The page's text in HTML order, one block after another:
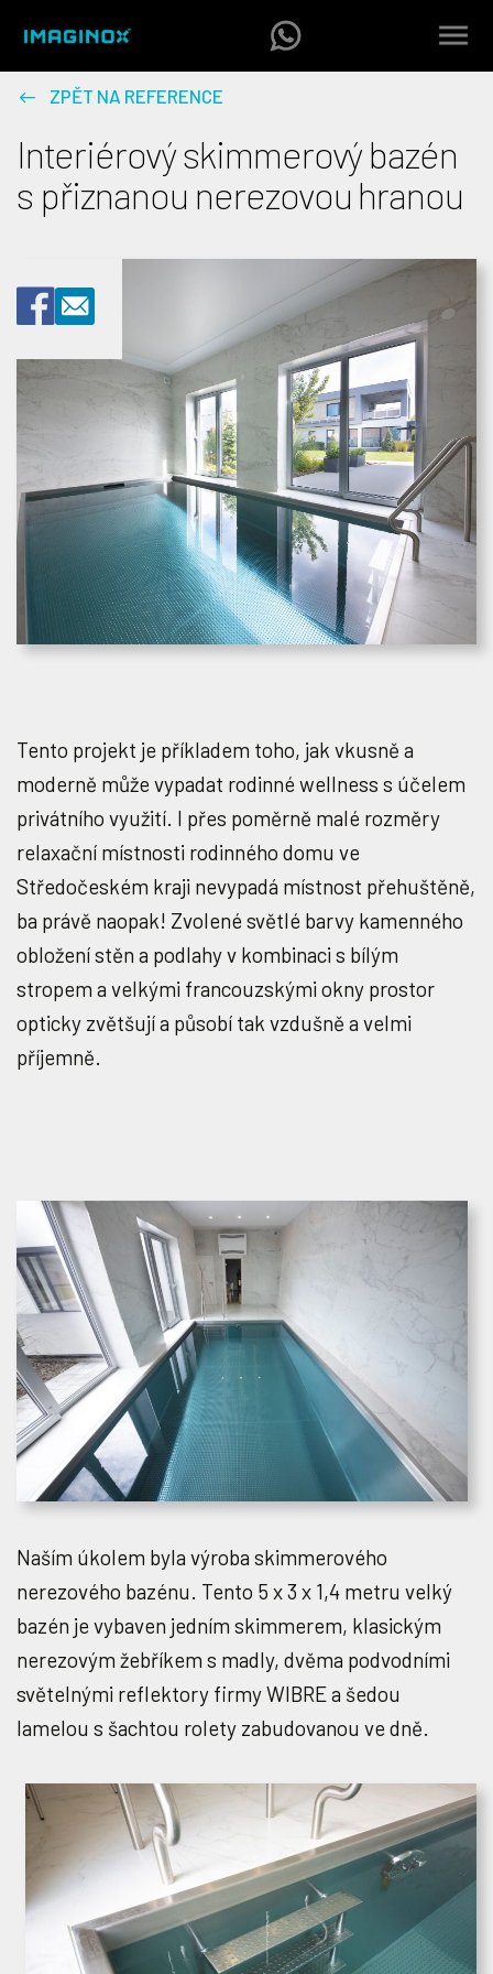
ZPĚT NA REFERENCE
Interiérový skimmerový bazén
s přiznanou nerezovou hranou
Tento projekt je příkladem toho, jak vkusně a
moderně může vypadat rodinné wellness s účelem
privátního využití. I přes poměrně malé rozměry
relaxační místnosti rodinného domu ve
Středočeském kraji nevypadá místnost přehuštěně,
ba právě naopak! Zvolené světlé barvy kamenného
obložení stěn a podlahy v kombinaci s bílým
stropem a velkými francouzskými okny prostor
opticky zvětšují a působí tak vzdušně a velmi
příjemně.
Naším úkolem byla výroba skimmerového
nerezového bazénu. Tento 5 x 3 x 1,4 metru velký
bazén je vybaven jedním skimmerem, klasickým
nerezovým žebříkem s madly, dvěma podvodními
světelnými reflektory firmy WIBRE a šedou
lamelou s šachtou rolety zabudovanou ve dně.